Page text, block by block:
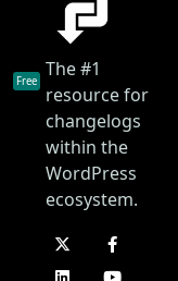
The #1
resource for
changelogs
within the
WordPress
ecosystem.
Free